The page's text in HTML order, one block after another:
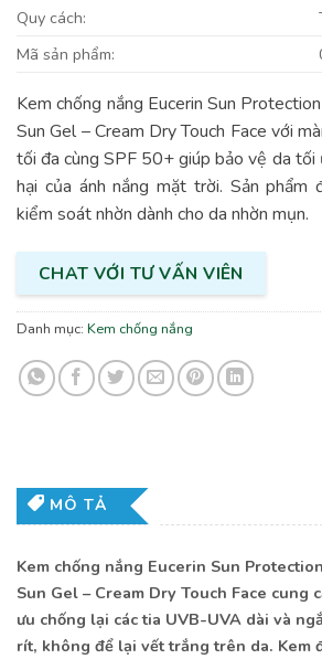
Quy cách:
Mã sản phẩm:
Kem chống nắng Eucerin Sun
Sun Gel – Cream Dry Touch Face với
tối đa cùng SPF 50+ giúp bảo vệ da tối
hại của ánh nắng mặt trời. Sản phẩm
kiểm soát nhờn dành cho da nhờn mụn.
CHAT VỚI TƯ VẤN VIÊN
Danh mục: Kem chống nắng
MÔ TẢ
Kem chống nắng Eucerin Sun
Sun Gel – Cream Dry Touch Face cung
ưu chống lại các tia UVB-UVA dài và
rít, không để lại vết trắng trên da. Kem